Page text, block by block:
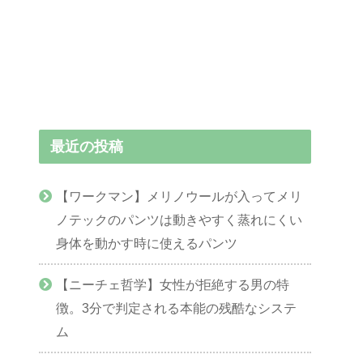
最近の投稿
【ワークマン】メリノウールが入ってメリ
ノテックのパンツは動きやすく蒸れにくい
身体を動かす時に使えるパンツ
【ニーチェ哲学】女性が拒絶する男の特
徴。3分で判定される本能の残酷なシステ
ム